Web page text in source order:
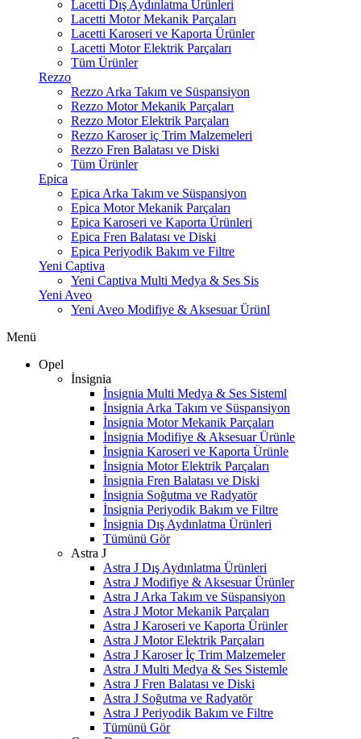
Lacetti Dış Aydınlatma Ürünleri
Lacetti Motor Mekanik Parçaları
Lacetti Karoseri ve Kaporta Ürünler
Lacetti Motor Elektrik Parçaları
Tüm Ürünler
Rezzo
Rezzo Arka Takım ve Süspansiyon
Rezzo Motor Mekanik Parçaları
Rezzo Motor Elektrik Parçaları
Rezzo Karoser iç Trim Malzemeleri
Rezzo Fren Balatası ve Diski
Tüm Ürünler
Epica
Epica Arka Takım ve Süspansiyon
Epica Motor Mekanik Parçaları
Epica Karoseri ve Kaporta Ürünleri
Epica Fren Balatası ve Diski
Epica Periyodik Bakım ve Filtre
Yeni Captiva
Yeni Captiva Multi Medya & Ses Sis
Yeni Aveo
Yeni Aveo Modifiye & Aksesuar Ürünl
Menü
Opel
İnsignia
İnsignia Multi Medya & Ses Sisteml
İnsignia Arka Takım ve Süspansiyon
İnsignia Motor Mekanik Parçaları
İnsignia Modifiye & Aksesuar Ürünle
İnsignia Karoseri ve Kaporta Ürünle
İnsignia Motor Elektrik Parçaları
İnsignia Fren Balatası ve Diski
İnsignia Soğutma ve Radyatör
İnsignia Periyodik Bakım ve Filtre
İnsignia Dış Aydınlatma Ürünleri
Tümünü Gör
Astra J
Astra J Dış Aydınlatma Ürünleri
Astra J Modifiye & Aksesuar Ürünler
Astra J Arka Takım ve Süspansiyon
Astra J Motor Mekanik Parçaları
Astra J Karoseri ve Kaporta Ürünler
Astra J Motor Elektrik Parçaları
Astra J Karoser İç Trim Malzemeler
Astra J Multi Medya & Ses Sistemle
Astra J Fren Balatası ve Diski
Astra J Soğutma ve Radyatör
Astra J Periyodik Bakım ve Filtre
Tümünü Gör